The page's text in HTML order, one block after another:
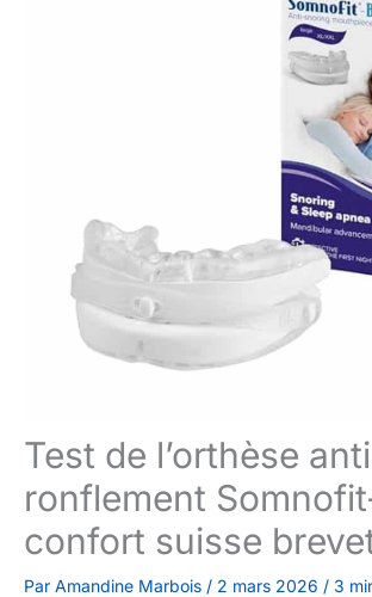
Test de l’orthèse
ronflement
confort suisse
Par Amandine Marbois / 2 mars 2026 / 3